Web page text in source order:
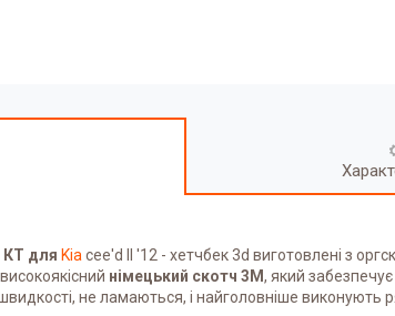
КТ для Kia cee'd II '12 - хетчбек 3d виготовлені з
німецький скотч 3М, який
не ламаються, і найголовніше виконують